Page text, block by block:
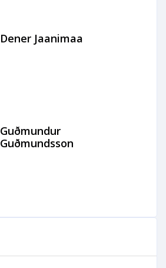
Dener Jaanimaa
Guðmundur
Guðmundsson